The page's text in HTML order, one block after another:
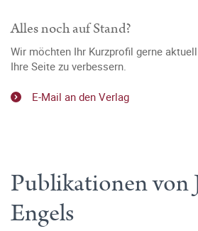
Alles noch auf Stand?
Wir möchten Ihr Kurzprofil gerne
Ihre Seite zu verbessern.
E-Mail an den Verlag
Publikationen von
Engels